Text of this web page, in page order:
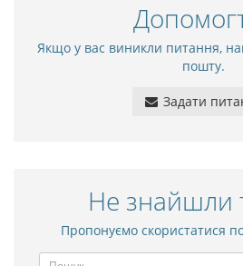
Якщо у вас виникли питання,
пошту.
Задати
Не знайшли
Пропонуємо скористатися